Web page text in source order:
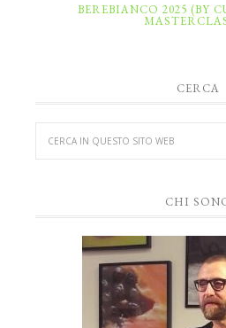
BEREBIANCO 2025 (BY
CERCA
CHI